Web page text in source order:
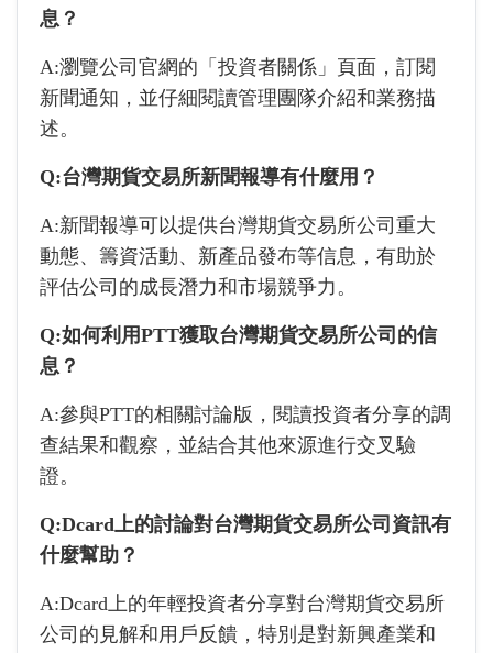
息？
A:瀏覽公司官網的「投資者關係」頁面，訂閱
新聞通知，並仔細閱讀管理團隊介紹和業務描
述。
Q:台灣期貨交易所新聞報導有什麼用？
A:新聞報導可以提供台灣期貨交易所公司重大
動態、籌資活動、新產品發布等信息，有助於
評估公司的成長潛力和市場競爭力。
Q:如何利用PTT獲取台灣期貨交易所公司的信
息？
A:參與PTT的相關討論版，閱讀投資者分享的調
查結果和觀察，並結合其他來源進行交叉驗
證。
Q:Dcard上的討論對台灣期貨交易所公司資訊有
什麼幫助？
A:Dcard上的年輕投資者分享對台灣期貨交易所
公司的見解和用戶反饋，特別是對新興產業和